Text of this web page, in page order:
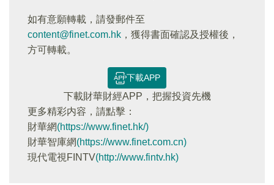
如有意願轉載，請發郵件至
content@finet.com.hk ，獲得書面確認及授權後，
方可轉載。
下載APP
下載財華財經APP，把握投資先機
更多精彩内容，請點擊：
財華網(https://www.finet.hk/)
財華智庫網(https://www.finet.com.cn)
現代電視FINTV(http://www.fintv.hk)